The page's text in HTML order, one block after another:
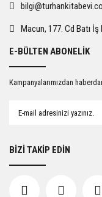
Macun, 177. Cd Batı
E-BÜLTEN ABONELİK
Kampanyalarımızdan
BİZİ TAKİP EDİN